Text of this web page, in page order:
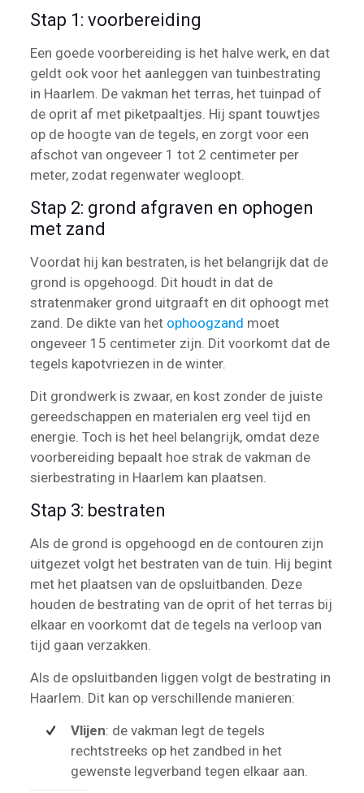
Stap 1: voorbereiding
Een goede voorbereiding is het halve werk, en dat
geldt ook voor het aanleggen van tuinbestrating
in Haarlem. De vakman het terras, het tuinpad of
de oprit af met piketpaaltjes. Hij spant touwtjes
op de hoogte van de tegels, en zorgt voor een
afschot van ongeveer 1 tot 2 centimeter per
meter, zodat regenwater wegloopt.
Stap 2: grond afgraven en ophogen
met zand
Voordat hij kan bestraten, is het belangrijk dat de
grond is opgehoogd. Dit houdt in dat de
stratenmaker grond uitgraaft en dit ophoogt met
zand. De dikte van het ophoogzand moet
ongeveer 15 centimeter zijn. Dit voorkomt dat de
tegels kapotvriezen in de winter.
Dit grondwerk is zwaar, en kost zonder de juiste
gereedschappen en materialen erg veel tijd en
energie. Toch is het heel belangrijk, omdat deze
voorbereiding bepaalt hoe strak de vakman de
sierbestrating in Haarlem kan plaatsen.
Stap 3: bestraten
Als de grond is opgehoogd en de contouren zijn
uitgezet volgt het bestraten van de tuin. Hij begint
met het plaatsen van de opsluitbanden. Deze
houden de bestrating van de oprit of het terras bij
elkaar en voorkomt dat de tegels na verloop van
tijd gaan verzakken.
Als de opsluitbanden liggen volgt de bestrating in
Haarlem. Dit kan op verschillende manieren:
Vlijen: de vakman legt de tegels
rechtstreeks op het zandbed in het
gewenste legverband tegen elkaar aan.